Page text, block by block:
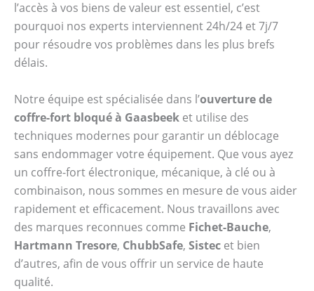
l’accès à vos biens de valeur est essentiel, c’est
pourquoi nos experts interviennent 24h/24 et 7j/7
pour résoudre vos problèmes dans les plus brefs
délais.
Notre équipe est spécialisée dans l’ouverture de
coffre-fort bloqué à Gaasbeek et utilise des
techniques modernes pour garantir un déblocage
sans endommager votre équipement. Que vous ayez
un coffre-fort électronique, mécanique, à clé ou à
combinaison, nous sommes en mesure de vous aider
rapidement et efficacement. Nous travaillons avec
des marques reconnues comme Fichet-Bauche,
Hartmann Tresore, ChubbSafe, Sistec et bien
d’autres, afin de vous offrir un service de haute
qualité.